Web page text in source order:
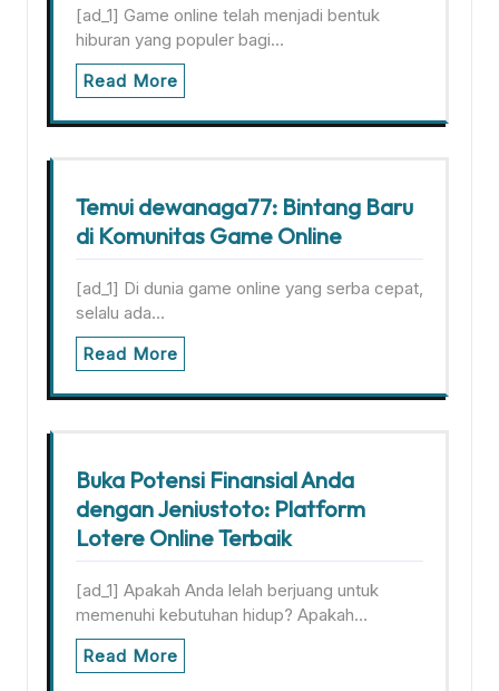
[ad_1] Game online telah menjadi bentuk
hiburan yang populer bagi…
Read More
Temui dewanaga77: Bintang Baru
di Komunitas Game Online
[ad_1] Di dunia game online yang serba cepat,
selalu ada…
Read More
Buka Potensi Finansial Anda
dengan Jeniustoto: Platform
Lotere Online Terbaik
[ad_1] Apakah Anda lelah berjuang untuk
memenuhi kebutuhan hidup? Apakah…
Read More